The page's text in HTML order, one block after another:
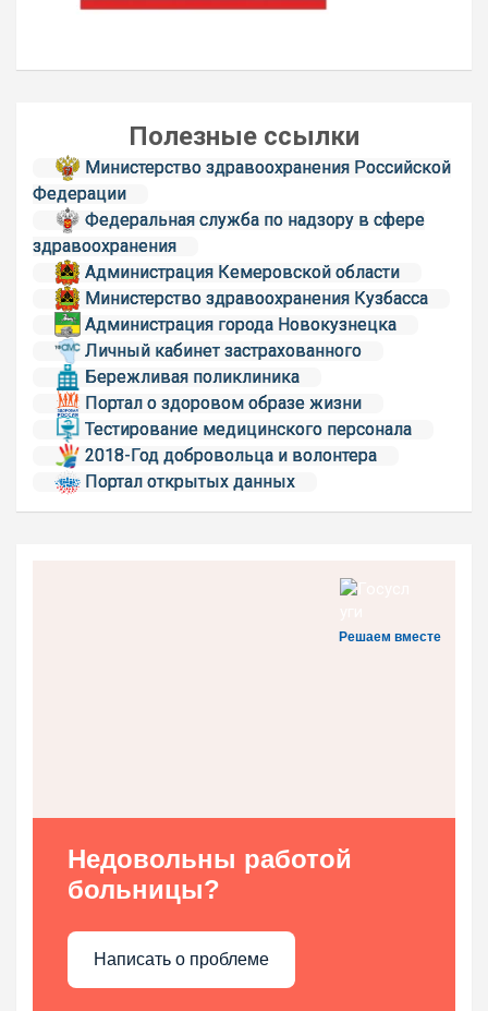
Полезные ссылки
Министерство здравоохранения Российской
Федерации
Федеральная служба по надзору в сфере
здравоохранения
Администрация Кемеровской области
Министерство здравоохранения Кузбасса
Администрация города Новокузнецка
Личный кабинет застрахованного
Бережливая поликлиника
Портал о здоровом образе жизни
Тестирование медицинского персонала
2018-Год добровольца и волонтера
Портал открытых данных
Решаем вместе
Недовольны работой
больницы?
Написать о проблеме